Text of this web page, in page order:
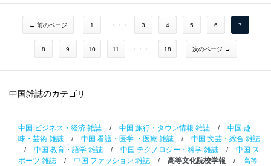
← 前のページ 1 ・・・ 3 4 5 6 7
8 9 10 11 ・・・ 18 次のページ →
中国雑誌のカテゴリ
中国 ビジネス・経済 雑誌 / 中国 旅行・タウン情報 雑誌 /
中国 趣
味・芸術 雑誌
/ 中国 看護・医学 ・医療 雑誌 /
中国 文芸・総合 雑誌
/
中国 教育・語学 雑誌 / 中国 テクノロジー・科学 雑誌 /
中国 ス
ポーツ 雑誌
/ 中国 ファッション 雑誌 / 高等文化院校学報 /
高等